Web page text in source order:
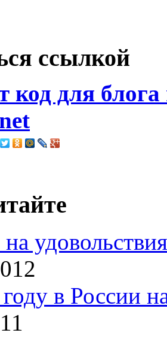
ссылкой
код для
в России